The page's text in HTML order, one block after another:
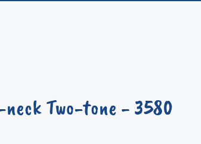
Two-tone - 3580